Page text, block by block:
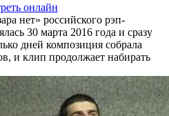
онлайн
нет» российского рэп-
30 марта 2016 года и сразу
дней композиция собрала
и клип продолжает набирать